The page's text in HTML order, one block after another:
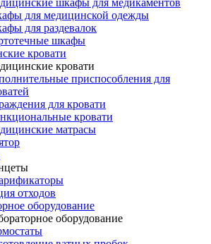
шкафы для медикаментов
для медицинской одежды
для раздевалок
шкафы
кровати
кровати
приспособления для
для кровати
кровати
матрасы
отходов
оборудование
оборудование